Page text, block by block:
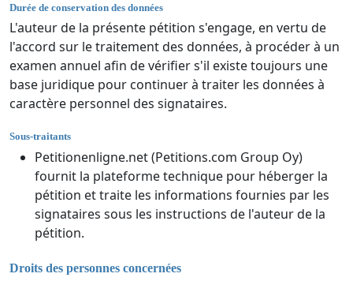
Durée de conservation des données
L'auteur de la présente pétition s'engage, en vertu de
l'accord sur le traitement des données, à procéder à un
examen annuel afin de vérifier s'il existe toujours une
base juridique pour continuer à traiter les données à
caractère personnel des signataires.
Sous-traitants
Petitionenligne.net (Petitions.com Group Oy)
fournit la plateforme technique pour héberger la
pétition et traite les informations fournies par les
signataires sous les instructions de l'auteur de la
pétition.
Droits des personnes concernées